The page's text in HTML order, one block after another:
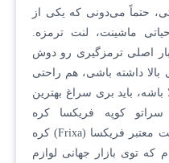
حتماً می‌دونی که یکی از
ماشینت، لنت ترمزه.
اصلی ترمزگیری رو دوش
بالا داشته باشی، هم راحتی
باید بری سراغ بهترین
کوپه فریکسا کره
سرامیکی.این لنت ساخت شرکت معتبر فریکسا (Frixa) کره
که توی بازار جهانی لوازم